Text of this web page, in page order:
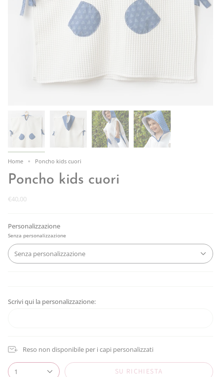
Home Poncho kids cuori
Poncho kids cuori
€40,00
Personalizzazione
Senza personalizzazione
Senza personalizzazione
Scrivi qui la personalizzazione:
Reso non disponibile per i capi personalizzati
1 SU RICHIESTA